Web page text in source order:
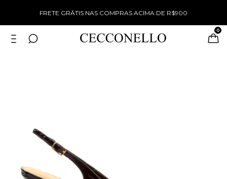
FRETE GRÁTIS NAS COMPRAS ACIMA DE R$900
0